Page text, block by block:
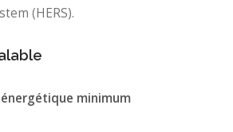
(HERS).
minimum